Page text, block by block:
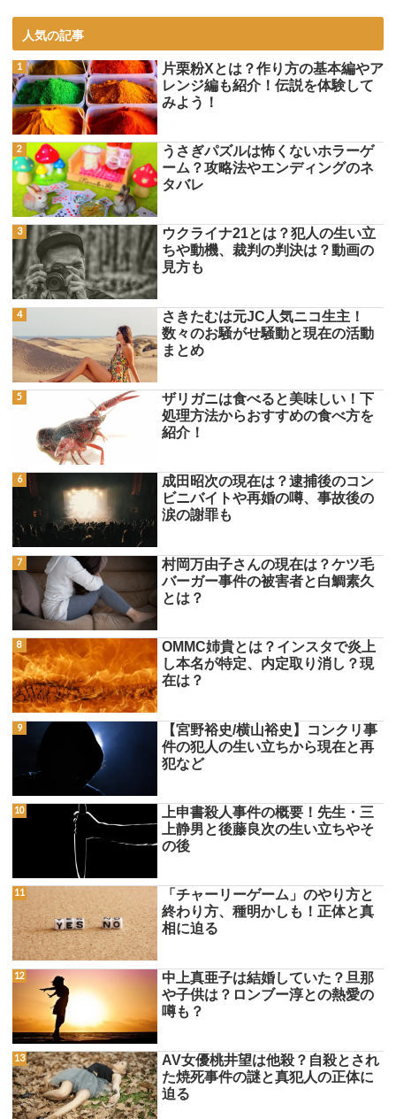
人気の記事
片栗粉Xとは？作り方の基本編やア
レンジ編も紹介！伝説を体験して
みよう！
うさぎパズルは怖くないホラーゲ
ーム？攻略法やエンディングのネ
タバレ
ウクライナ21とは？犯人の生い立
ちや動機、裁判の判決は？動画の
見方も
さきたむは元JC人気ニコ生主！
数々のお騒がせ騒動と現在の活動
まとめ
ザリガニは食べると美味しい！下
処理方法からおすすめの食べ方を
紹介！
成田昭次の現在は？逮捕後のコン
ビニバイトや再婚の噂、事故後の
涙の謝罪も
村岡万由子さんの現在は？ケツ毛
バーガー事件の被害者と白鯛素久
とは？
OMMC姉貴とは？インスタで炎上
し本名が特定、内定取り消し？現
在は？
【宮野裕史/横山裕史】コンクリ事
件の犯人の生い立ちから現在と再
犯など
上申書殺人事件の概要！先生・三
上静男と後藤良次の生い立ちやそ
の後
「チャーリーゲーム」のやり方と
終わり方、種明かしも！正体と真
相に迫る
中上真亜子は結婚していた？旦那
や子供は？ロンブー淳との熱愛の
噂も？
AV女優桃井望は他殺？自殺とされ
た焼死事件の謎と真犯人の正体に
迫る